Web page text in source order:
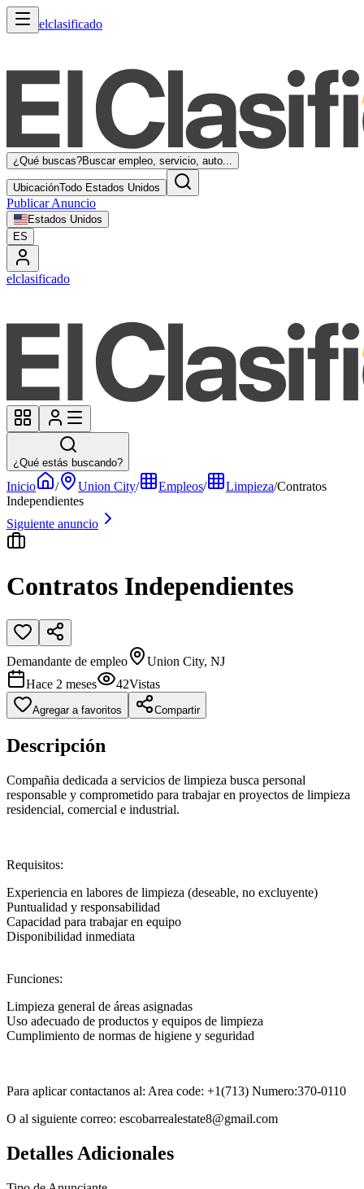
elclasificado
¿Qué buscas?Buscar empleo, servicio, auto...
UbicaciónTodo Estados Unidos
Publicar Anuncio
Estados Unidos
ES
elclasificado
¿Qué estás buscando?
Inicio / Union City/ Empleos/ Limpieza/Contratos
Independientes
Siguiente anuncio
Contratos Independientes
Demandante de empleo
Union City, NJ
Hace 2 meses
42Vistas
Agregar a favoritos Compartir
Descripción
Compañia dedicada a servicios de limpieza busca personal
responsable y comprometido para trabajar en proyectos de limpieza
residencial, comercial e industrial.
Requisitos:
Experiencia en labores de limpieza (deseable, no excluyente)
Puntualidad y responsabilidad
Capacidad para trabajar en equipo
Disponibilidad inmediata
Funciones:
Limpieza general de áreas asignadas
Uso adecuado de productos y equipos de limpieza
Cumplimiento de normas de higiene y seguridad
Para aplicar contactanos al: Area code: +1(713) Numero:370-0110
O al siguiente correo: escobarrealestate8@gmail.com
Detalles Adicionales